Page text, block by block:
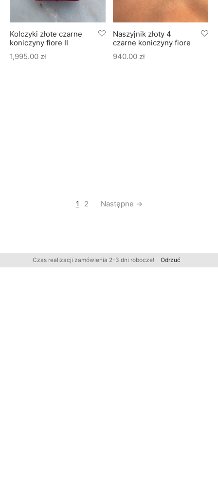
Czas realizacji zamówienia 2-3 dni robocze! Odrzuć
Kolczyki złote czarne
koniczyny fiore II
1,995.00 zł
Naszyjnik złoty 4
czarne koniczyny fiore
940.00 zł
1 2 Następne →